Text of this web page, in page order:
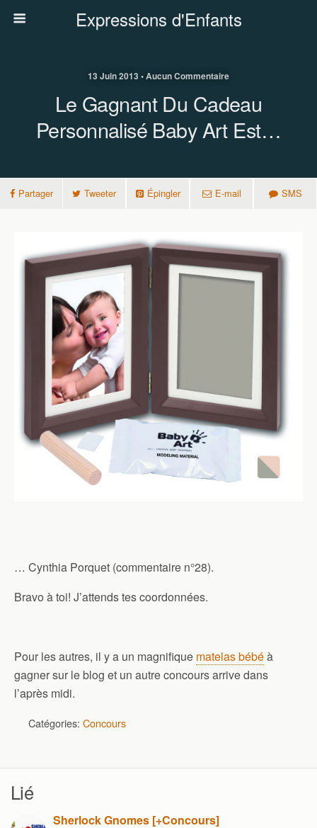
Expressions d'Enfants
13 Juin 2013 • Aucun Commentaire
Le Gagnant Du Cadeau
Personnalisé Baby Art Est…
Partager Tweeter Épingler E-mail SMS
… Cynthia Porquet (commentaire n°28).
Bravo à toi! J’attends tes coordonnées.
Pour les autres, il y a un magnifique matelas bébéà
gagner sur le blog et un autre concours arrive dans
l’après midi.
Catégories: Concours
Lié
Sherlock Gnomes [+Concours]